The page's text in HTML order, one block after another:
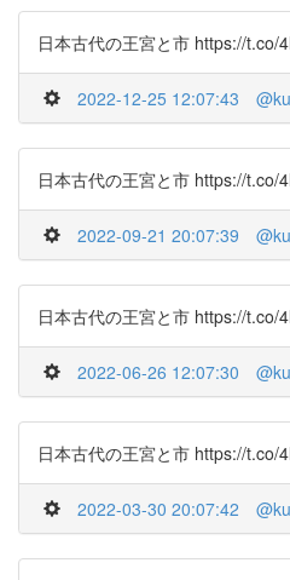
日本古代の王宮と市 https://t.co/
2022-12-25 12:07:43
日本古代の王宮と市 https://t.co/
2022-09-21 20:07:39
日本古代の王宮と市 https://t.co/
2022-06-26 12:07:30
日本古代の王宮と市 https://t.co/
2022-03-30 20:07:42